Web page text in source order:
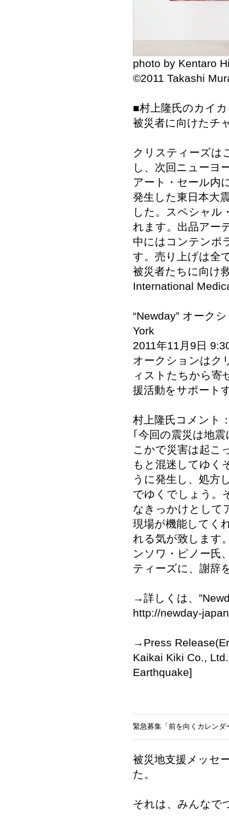
photo by Kentaro
©2011 Takashi
■村上隆氏のカイ
被災者に向けたチ
クリスティーズは
し、次回ニューヨ
アート・セール内
発生した東日本大
した。スペシャル
れます。出品アー
中にはコンテンポ
す。売り上げは全
被災者たちに向け
International
“Newday” オーク
York
2011年11月9日
オークションはク
ィストたちから寄
援活動をサポート
村上隆氏コメント
｢今回の震災は地
こかで災害は起こ
もと混迷してゆく
うに発生し、処方
でゆくでしょう。
なきっかけとして
現場が機能してく
れる気が致します
ンソワ・ピノー氏
ティーズに、謝辞
→詳しくは、”
http://newday-
→ Press
Kaikai Kiki Co.,
Earthquake]
緊急募集「前を向くカレン
被災地支援メッセ
た。
それは、みんなで